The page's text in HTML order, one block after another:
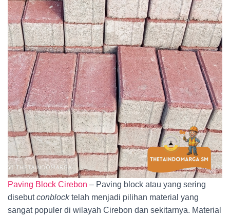
Paving Block Cirebon – Paving block atau yang sering
disebutconblocktelah menjadi pilihan material yang
sangat populer di wilayah Cirebon dan sekitarnya. Material